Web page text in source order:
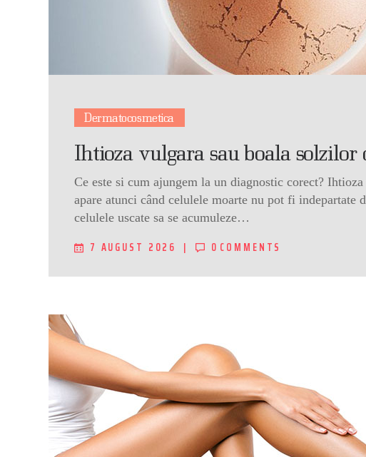
Dermatocosmetica
Ihtioza vulgara sau boala solzilor
Ce este si cum ajungem la un diagnostic corect?
apare atunci când celulele moarte nu pot fi indepartate
celulele uscate sa se acumuleze…
7 AUGUST 2026 0 COMMENTS